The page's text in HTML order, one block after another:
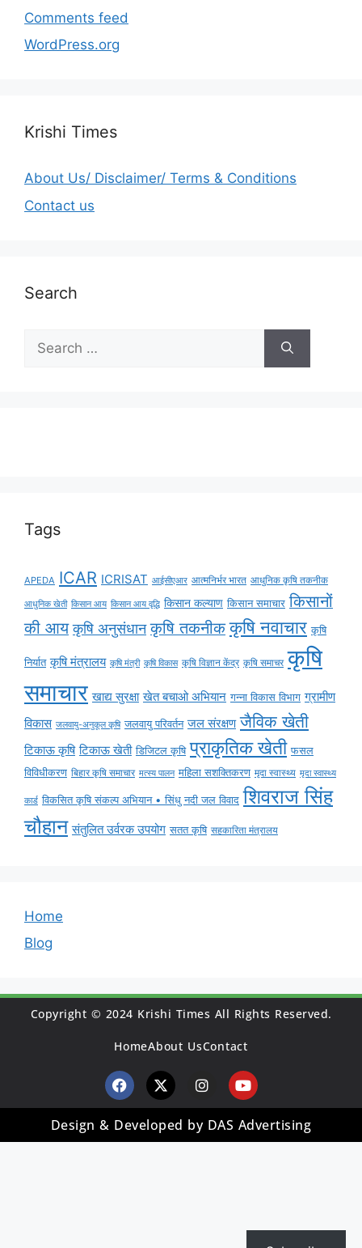
Comments feed
WordPress.org
Krishi Times
About Us/ Disclaimer/ Terms & Conditions
Contact us
Search
Tags
APEDA ICAR ICRISAT आईसीएआर आत्मनिर्भर भारत आधुनिक कृषि तकनीक
आधुनिक खेती किसान आय किसान आय वृद्धि किसान कल्याण किसान समाचार किसानों
की आय कृषि अनुसंधान कृषि तकनीक कृषि नवाचार कृषि
निर्यात कृषि मंत्रालय कृषि मंत्री कृषि विकास कृषि विज्ञान केंद्र कृषि समाचर कृषि
समाचार खाद्य सुरक्षा खेत बचाओ अभियान गन्ना विकास विभाग ग्रामीण
विकास जलवायु-अनुकूल कृषि जलवायु परिवर्तन जल संरक्षण जैविक खेती
टिकाऊ कृषि टिकाऊ खेती डिजिटल कृषि प्राकृतिक खेती फसल
विविधीकरण बिहार कृषि समाचार मत्स्य पालन महिला सशक्तिकरण मृदा स्वास्थ्य मृदा स्वास्थ्य
कार्ड विकसित कृषि संकल्प अभियान • सिंधु नदी जल विवाद शिवराज सिंह
चौहान संतुलित उर्वरक उपयोग सतत कृषि सहकारिता मंत्रालय
Home
Blog
Copyright © 2024 Krishi Times All Rights Reserved.
HomeAbout UsContact
Design & Developed by DAS Advertising